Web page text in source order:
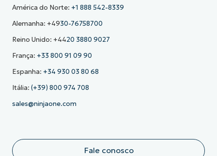
América do Norte: +1 888 542-8339
Alemanha: +4930-76758700
Reino Unido: +4420 3880 9027
França: +33 800 91 09 90
Espanha: +34 930 03 80 68
Itália: (+39) 800 974 708
sales@ninjaone.com
Fale conosco